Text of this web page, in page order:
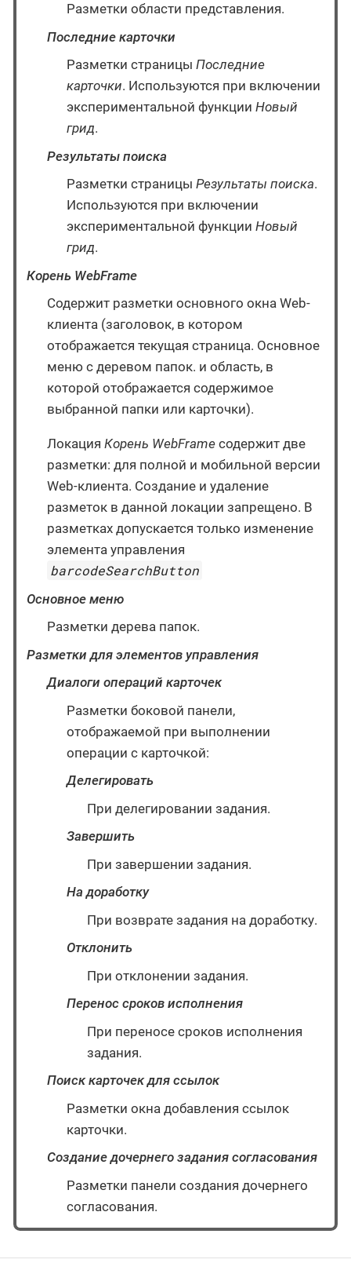
Разметки области представления.
Последние карточки
Разметки страницы Последние
карточки. Используются при включении
экспериментальной функции Новый
грид.
Результаты поиска
Разметки страницы Результаты поиска.
Используются при включении
экспериментальной функции Новый
грид.
Корень WebFrame
Содержит разметки основного окна Web-
клиента (заголовок, в котором
отображается текущая страница. Основное
меню с деревом папок. и область, в
которой отображается содержимое
выбранной папки или карточки).
Локация Корень WebFrameсодержит две
разметки: для полной и мобильной версии
Web-клиента. Создание и удаление
разметок в данной локации запрещено. В
разметках допускается только изменение
элемента управления
barcodeSearchButton
Основное меню
Разметки дерева папок.
Разметки для элементов управления
Диалоги операций карточек
Разметки боковой панели,
отображаемой при выполнении
операции с карточкой:
Делегировать
При делегировании задания.
Завершить
При завершении задания.
На доработку
При возврате задания на доработку.
Отклонить
При отклонении задания.
Перенос сроков исполнения
При переносе сроков исполнения
задания.
Поиск карточек для ссылок
Разметки окна добавления ссылок
карточки.
Создание дочернего задания согласования
Разметки панели создания дочернего
согласования.